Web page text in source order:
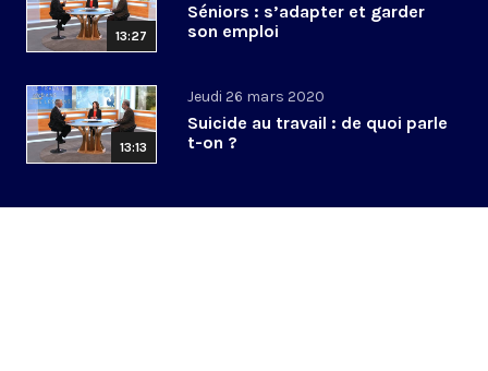
13:27
Séniors : s’adapter et garder
son emploi
13:13
Jeudi 26 mars 2020
Suicide au travail : de quoi parle
t-on ?